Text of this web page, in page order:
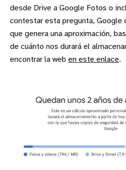
desde Drive a Google Fotos o
contestar esta pregunta, Google
que genera una aproximación,
de cuánto nos durará el
encontrar la web en este enlace.